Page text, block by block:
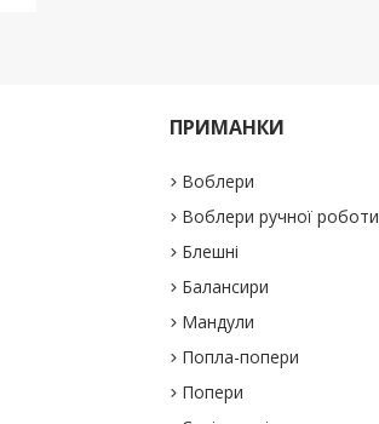
ПРИМАНКИ
Воблери
Воблери ручної роботи
Блешні
Балансири
Мандули
Попла-попери
Попери